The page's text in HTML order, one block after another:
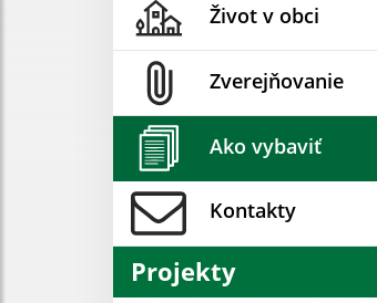
Život v obci
Zverejňovanie
Ako vybaviť
Kontakty
Projekty